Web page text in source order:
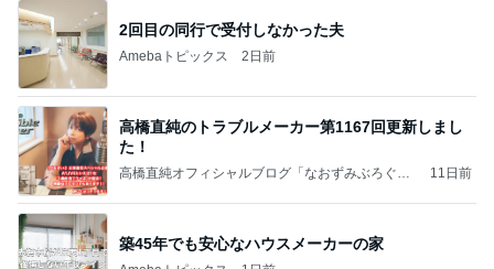
2回目の同行で受付しなかった夫
Amebaトピックス 2日前
高橋直純のトラブルメーカー第1167回更新しまし
た！
高橋直純オフィシャルブログ「なおずみぶろぐ」
11日前
築45年でも安心なハウスメーカーの家